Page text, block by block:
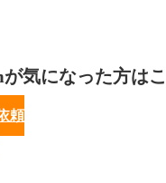
気になった方はこ
頼